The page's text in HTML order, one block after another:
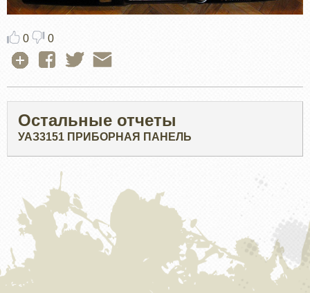
0 0
Остальные отчеты
УАЗ3151 ПРИБОРНАЯ ПАНЕЛЬ